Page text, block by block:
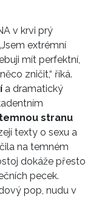
v krvi prý
extrémní
mít perfektní,
zničit,“ říká.
a dramatický
temnou stranu
texty o sexu a
na temném
dokáže přesto
pecek.
pop, nudu v